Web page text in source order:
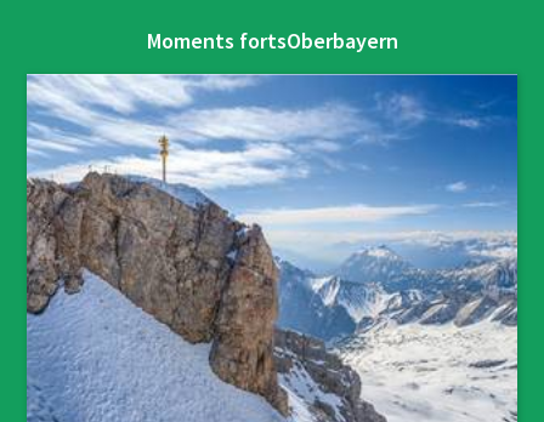
Hotel am Badersee
D-82491Grainau
Hotel Garni DER BICHLERHOF
D-82481Mittenwald
Anbietergemeinschaft Urlaub auf dem
Bauernhof im Chiemgau
D-83365Nußdorf
Ferienwohnanlage Brünnstein
D-83080Oberaudorf
Moments fortsOberbayern